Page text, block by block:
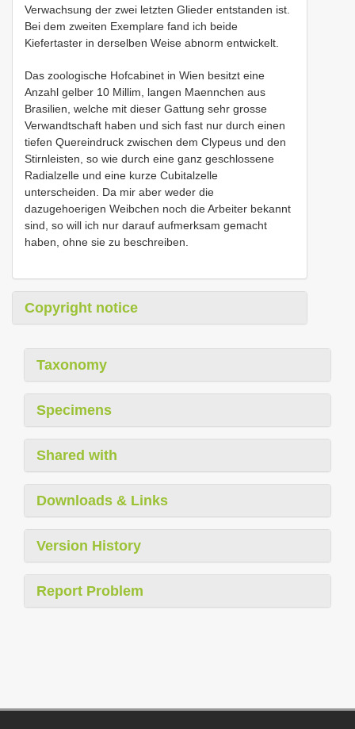
Verwachsung der zwei letzten Glieder entstanden ist.
Bei dem zweiten Exemplare fand ich beide
Kiefertaster in derselben Weise abnorm entwickelt.
Das zoologische Hofcabinet in Wien besitzt eine
Anzahl gelber 10 Millim, langen Maennchen aus
Brasilien, welche mit dieser Gattung sehr grosse
Verwandtschaft haben und sich fast nur durch einen
tiefen Quereindruck zwischen dem Clypeus und den
Stirnleisten, so wie durch eine ganz geschlossene
Radialzelle und eine kurze Cubitalzelle
unterscheiden. Da mir aber weder die
dazugehoerigen Weibchen noch die Arbeiter bekannt
sind, so will ich nur darauf aufmerksam gemacht
haben, ohne sie zu beschreiben.
Copyright notice
Taxonomy
Specimens
Shared with
Downloads & Links
Version History
Report Problem